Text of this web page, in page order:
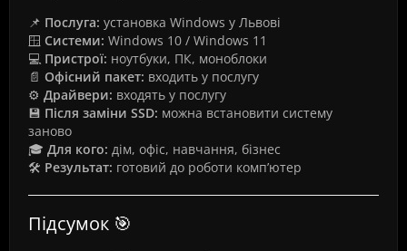
📌 Послуга: установка Windows у Львові
🪟 Системи: Windows 10 / Windows 11
💻 Пристрої: ноутбуки, ПК, моноблоки
📄 Офісний пакет: входить у послугу
⚙️ Драйвери: входять у послугу
💾 Після заміни SSD: можна встановити систему
заново
🎓 Для кого: дім, офіс, навчання, бізнес
🛠️ Результат: готовий до роботи комп’ютер
Підсумок 🎯